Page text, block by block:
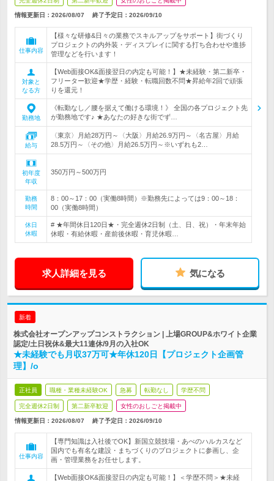
情報更新日：2026/08/07 終了予定日： 2026/09/10
仕事内容
【様々な研修&日々の業務でスキルアップをサポート】街づくり
プロジェクトの内外装・ディスプレイに関する打ち合わせや進捗
管理などを行います！
対象と
なる方
【Web面接OK&面接翌日の内定も可能！】★未経験・第二新卒・
フリーター歓迎★学歴・経験・転職回数不問★昇給年2回で頑張
りを還元！
勤務地
《転勤なし／腰を据えて働ける環境！》 全国の各プロジェクト先
が勤務地です♪ ★あなたの好きな街でず…
給与
〈東京〉月給28万円～〈大阪〉月給26.9万円～〈名古屋〉月給
28.5万円～〈その他〉月給26.5万円～※いずれも2…
初年度
年収
350万円～500万円
勤務
時間
8：00～17：00（実働8時間）※勤務先によっては9：00～18：
00（実働8時間）
休日
休暇
# ★年間休日120日★・完全週休2日制（土、日、祝）・年末年始
休暇・有給休暇・産前後休暇・育児休暇…
求人詳細を見る 気になる
新着
株式会社オープンアップコンストラクション | 上場GROUP&ホワイト企業
認定/土日祝休&最大11連休/9月の入社OK
★未経験でも月収37万可★年休120日【プロジェクト企画管
理】/o
正社員 職種・業種未経験OK 急募 転勤なし 学歴不問
完全週休2日制 第二新卒歓迎 女性のおしごと掲載中
情報更新日：2026/08/07 終了予定日： 2026/09/10
仕事内容
【専門知識は入社後でOK】新国立競技場・あべのハルカスなど
国内でも有名な建設・まちづくりのプロジェクトに参画し、企
画・管理業務をお任せします。
【Web面接OK&面接翌日の内定も可能！】＜学歴不問＞★未経